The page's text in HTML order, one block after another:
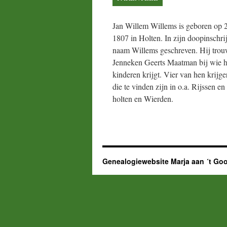
Jan Willem Willems is geboren op
1807 in Holten. In zijn
naam Willems geschreven. Hij
Jenneken Geerts Maatman bij wie
kinderen krijgt. Vier van hen
die te vinden zijn in o.a. Rijssen
holten en Wierden.
Genealogiewebsite Marja aan ´t